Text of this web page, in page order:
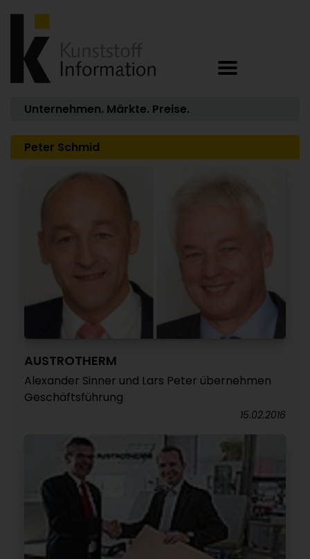
Unternehmen. Märkte. Preise.
Peter Schmid
AUSTROTHERM
Alexander Sinner und Lars Peter übernehmen
Geschäftsführung
15.02.2016